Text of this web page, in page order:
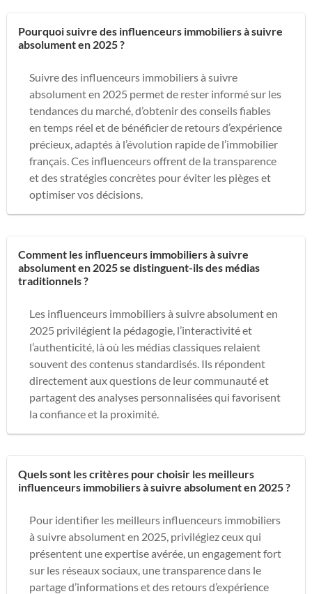
Pourquoi suivre des influenceurs immobiliers à suivre
absolument en 2025 ?
Suivre des influenceurs immobiliers à suivre
absolument en 2025 permet de rester informé sur les
tendances du marché, d’obtenir des conseils fiables
en temps réel et de bénéficier de retours d’expérience
précieux, adaptés à l’évolution rapide de l’immobilier
français. Ces influenceurs offrent de la transparence
et des stratégies concrètes pour éviter les pièges et
optimiser vos décisions.
Comment les influenceurs immobiliers à suivre
absolument en 2025 se distinguent-ils des médias
traditionnels ?
Les influenceurs immobiliers à suivre absolument en
2025 privilégient la pédagogie, l’interactivité et
l’authenticité, là où les médias classiques relaient
souvent des contenus standardisés. Ils répondent
directement aux questions de leur communauté et
partagent des analyses personnalisées qui favorisent
la confiance et la proximité.
Quels sont les critères pour choisir les meilleurs
influenceurs immobiliers à suivre absolument en 2025 ?
Pour identifier les meilleurs influenceurs immobiliers
à suivre absolument en 2025, privilégiez ceux qui
présentent une expertise avérée, un engagement fort
sur les réseaux sociaux, une transparence dans le
partage d’informations et des retours d’expérience